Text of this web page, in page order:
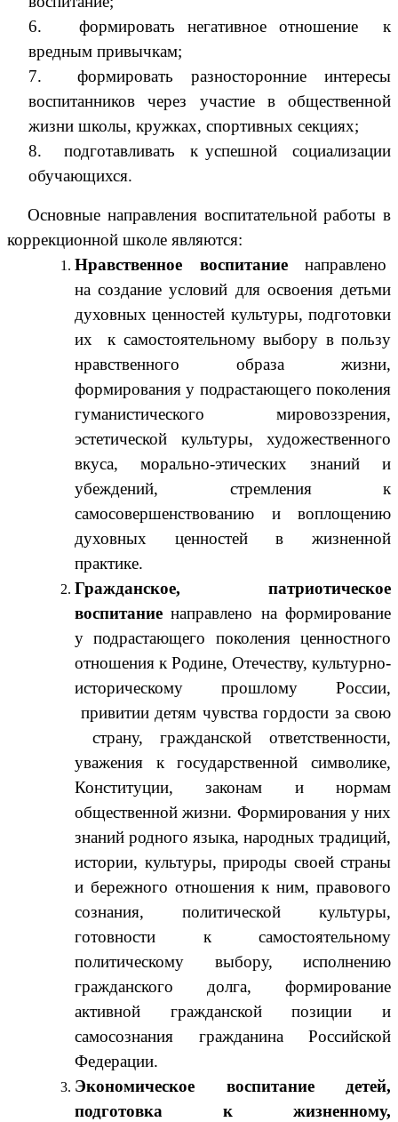
6. формировать негативное отношение к
вредным привычкам;
7. формировать разносторонние интересы
воспитанников через участие в общественной
жизни школы, кружках, спортивных секциях;
8. подготавливать к успешной социализации
обучающихся.
Основные направления воспитательной работы в
коррекционной школе являются:
Нравственное воспитание направлено
на создание условий для освоения детьми
духовных ценностей культуры, подготовки
их к самостоятельному выбору в пользу
нравственного образа жизни,
формирования у подрастающего поколения
гуманистического мировоззрения,
эстетической культуры, художественного
вкуса, морально-этических знаний и
убеждений, стремления к
самосовершенствованию и воплощению
духовных ценностей в жизненной
практике.
Гражданское, патриотическое
воспитаниенаправлено на формирование
у подрастающего поколения ценностного
отношения к Родине, Отечеству, культурно-
историческому прошлому России,
привитии детям чувства гордости за свою
страну, гражданской ответственности,
уважения к государственной символике,
Конституции, законам и нормам
общественной жизни. Формирования у них
знаний родного языка, народных традиций,
истории, культуры, природы своей страны
и бережного отношения к ним, правового
сознания, политической культуры,
готовности к самостоятельному
политическому выбору, исполнению
гражданского долга, формирование
активной гражданской позиции и
самосознания гражданина Российской
Федерации.
Экономическое воспитание детей,
подготовка к жизненному,